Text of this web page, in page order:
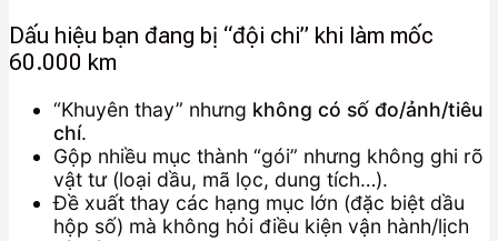
Dấu hiệu bạn đang bị “đội chi” khi làm mốc
60.000 km
“Khuyên thay” nhưng không có số đo/ảnh/tiêu
chí.
Gộp nhiều mục thành “gói” nhưng không ghi rõ
vật tư (loại dầu, mã lọc, dung tích…).
Đề xuất thay các hạng mục lớn (đặc biệt dầu
hộp số) mà không hỏi điều kiện vận hành/lịch